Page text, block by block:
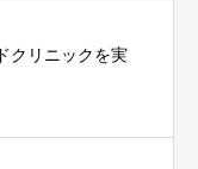
クリニックを実